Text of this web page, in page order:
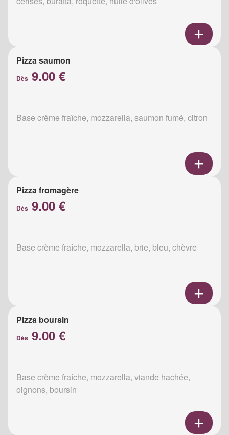
Pizza saumon
Dès 9.00 €
Base crème fraîche, mozzarella, saumon fumé, citron
Pizza fromagère
Dès 9.00 €
Base crème fraîche, mozzarella, brie, bleu, chèvre
Pizza boursin
Dès 9.00 €
Base crème fraîche, mozzarella, viande hachée,
oignons, boursin